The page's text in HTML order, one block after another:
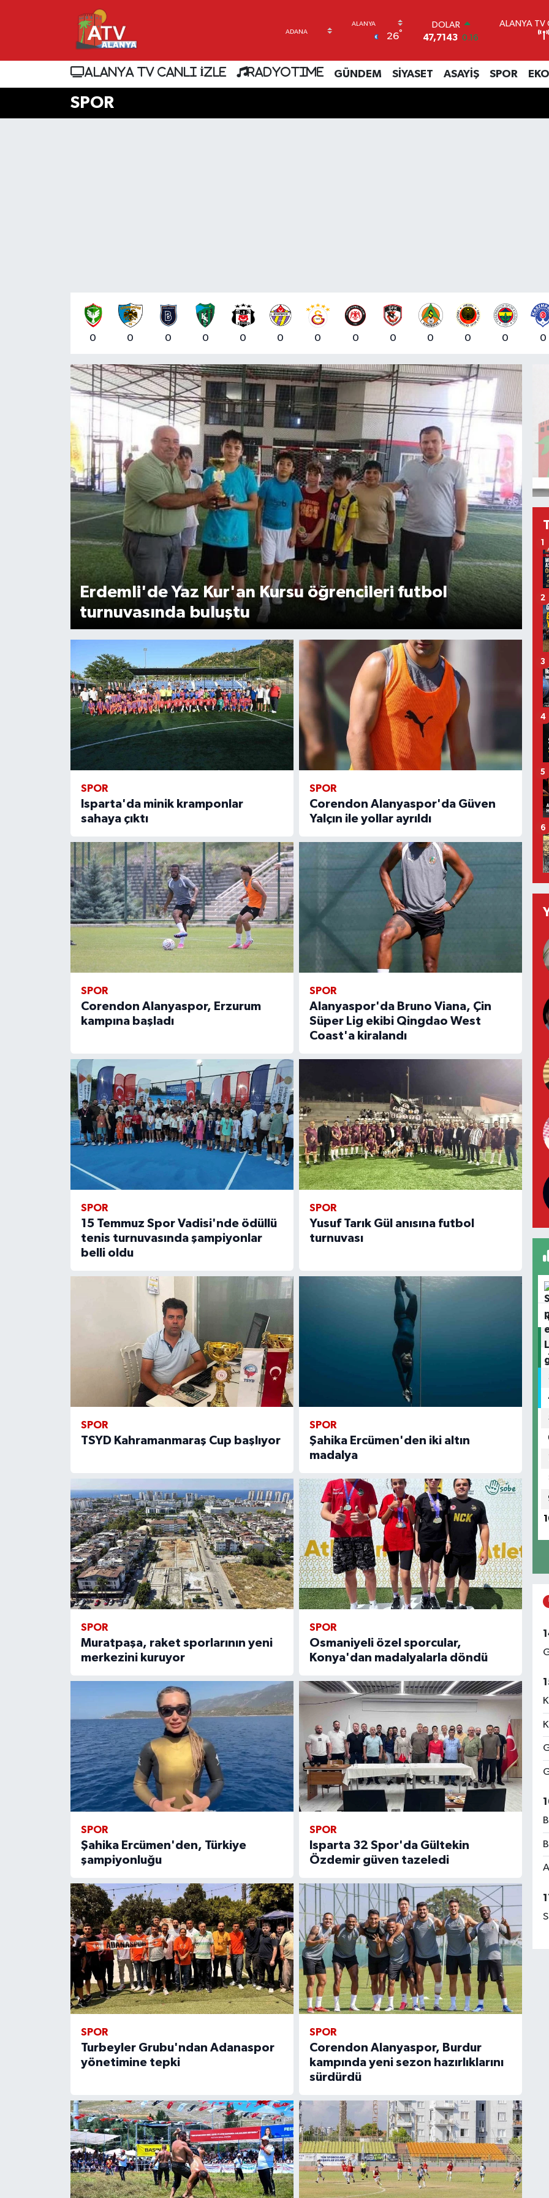
26°
DOLAR
47,7143 0.16
55,0317 -0.02
STERLİN
64,2463 0.07
ALANYA TV
ALANYA TV CANLI İZLE RADYOTIME GÜNDEM SİYASET ASAYİŞ SPOR
SPOR
0 0 0 0 0 0 0 0 0 0 0 0 0
Erdemli'de Yaz Kur'an Kursu öğrencileri futbol
turnuvasında buluştu
SPOR
Isparta'da minik kramponlar
sahaya çıktı
SPOR
Corendon Alanyaspor'da Güven
Yalçın ile yollar ayrıldı
SPOR
Corendon Alanyaspor, Erzurum
kampına başladı
SPOR
Alanyaspor'da Bruno Viana, Çin
Süper Lig ekibi Qingdao West
Coast'a kiralandı
SPOR
15 Temmuz Spor Vadisi'nde ödüllü
tenis turnuvasında şampiyonlar
belli oldu
SPOR
Yusuf Tarık Gül anısına futbol
turnuvası
SPOR
TSYD Kahramanmaraş Cup başlıyor
SPOR
Şahika Ercümen'den iki altın
madalya
SPOR
Muratpaşa, raket sporlarının yeni
merkezini kuruyor
SPOR
Osmaniyeli özel sporcular,
Konya'dan madalyalarla döndü
SPOR
Şahika Ercümen'den, Türkiye
şampiyonluğu
SPOR
Isparta 32 Spor'da Gültekin
Özdemir güven tazeledi
SPOR
Turbeyler Grubu'ndan Adanaspor
yönetimine tepki
SPOR
Corendon Alanyaspor, Burdur
kampında yeni sezon hazırlıklarını
sürdürdü
1
2
3
4
5
6